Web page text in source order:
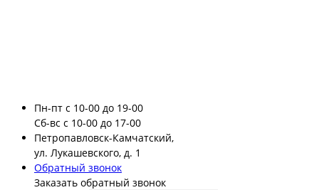
Пн-пт с 10-00 до 19-00
Сб-вс с 10-00 до 17-00
Петропавловск-Камчатский,
ул. Лукашевского, д. 1
Обратный звонок
Заказать обратный звонок